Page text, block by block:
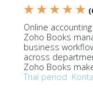
★ ★ ★ ★ ★
Online
Zoho Books
business
across
Zoho Books
Trial period